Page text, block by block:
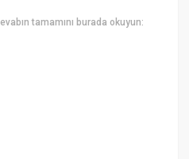
tamamını burada okuyun: